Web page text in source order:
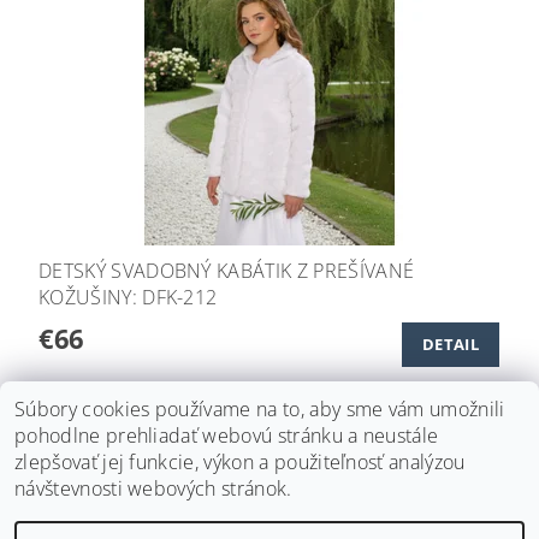
DETSKÝ SVADOBNÝ KABÁTIK Z PREŠÍVANÉ
KOŽUŠINY: DFK-212
€66 DETAIL
ĎALŠIE PRODUKTY
1 2
Súbory cookies používame na to, aby sme vám umožnili
pohodlne prehliadať webovú stránku a neustále
zlepšovať jej funkcie, výkon a použiteľnosť analýzou
návštevnosti webových stránok.